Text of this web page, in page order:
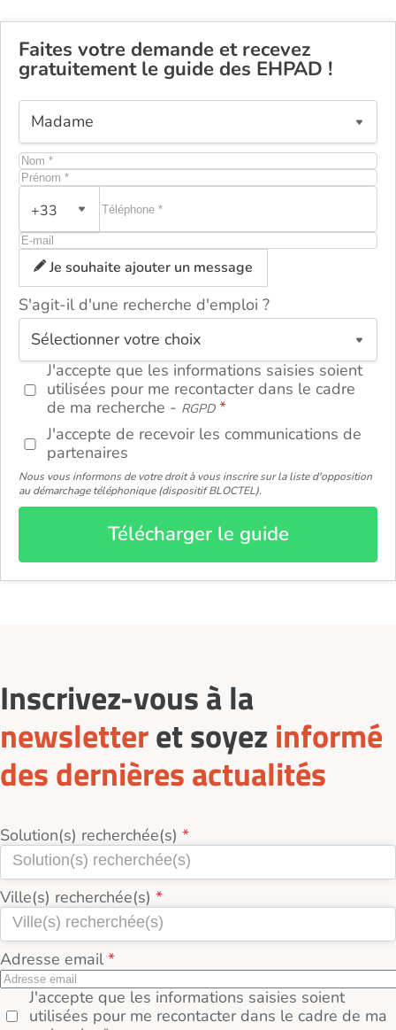
Faites votre demande et recevez
gratuitement le guide des EHPAD !
+33
Je souhaite ajouter un message
S'agit-il d'une recherche d'emploi ?
J'accepte que les informations saisies soient
utilisées pour me recontacter dans le cadre
de ma recherche - RGPD
J'accepte de recevoir les communications de
partenaires
Nous vous informons de votre droit à vous inscrire sur la liste d'opposition
au démarchage téléphonique (dispositif BLOCTEL).
Télécharger le guide
ou
Inscrivez-vous à la
newsletteret soyez informé
des dernières actualités
Solution(s) recherchée(s)
Ville(s) recherchée(s)
Adresse email
J'accepte que les informations saisies soient
utilisées pour me recontacter dans le cadre de ma